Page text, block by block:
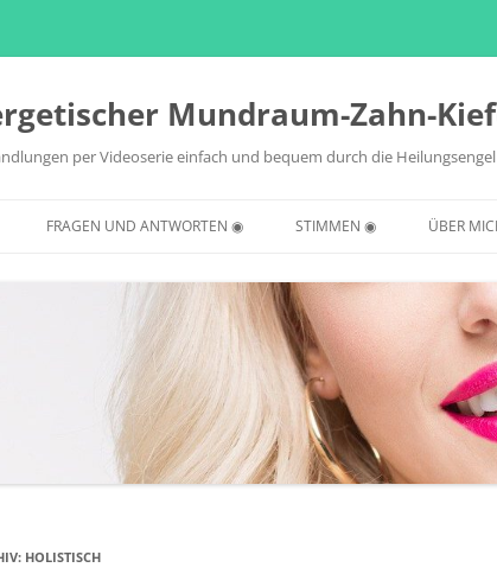
Mundraum-Zahn-
per Videoserie einfach und bequem durch die
FRAGEN UND ANTWORTEN ◉ STIMMEN ◉ ÜBER
HOLISTISCH